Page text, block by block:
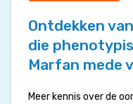
Ontdekken
die
Marfan mede
Meer kennis over de